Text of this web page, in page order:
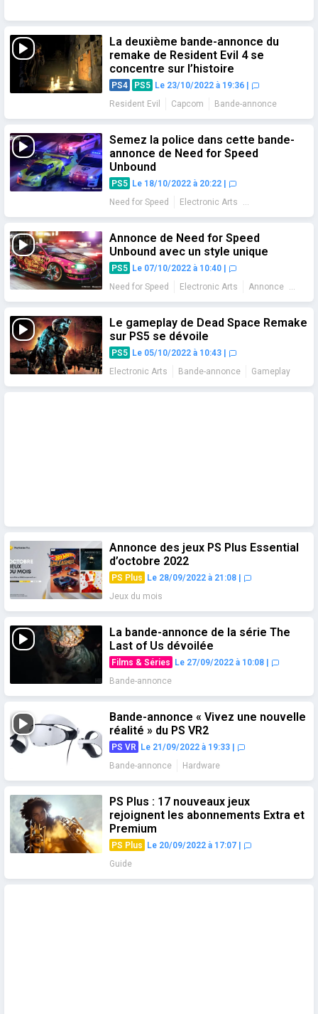
La deuxième bande-annonce du
remake de Resident Evil 4 se
concentre sur l’histoire
PS4 PS5 Le 23/10/2022 à 19:36
Resident Evil
Capcom Bande-annonce
Semez la police dans cette bande-
annonce de Need for Speed
Unbound
PS5 Le 18/10/2022 à 20:22
Need for Speed
Electronic Arts
Bande-annonce
Gameplay
Annonce de Need for Speed
Unbound avec un style unique
PS5 Le 07/10/2022 à 10:40
Need for Speed
Electronic Arts
Annonce
Bande-annonce
Date de sortie
Le gameplay de Dead Space Remake
sur PS5 se dévoile
PS5 Le 05/10/2022 à 10:43
Electronic Arts
Bande-annonce Gameplay
Annonce des jeux PS Plus Essential
d’octobre 2022
PS Plus Le 28/09/2022 à 21:08
Jeux du mois
La bande-annonce de la série The
Last of Us dévoilée
Films & Séries Le 27/09/2022 à 10:08
Bande-annonce
Bande-annonce « Vivez une nouvelle
réalité » du PS VR2
PS VR Le 21/09/2022 à 19:33
Bande-annonce
Hardware
PS Plus : 17 nouveaux jeux
rejoignent les abonnements Extra et
Premium
PS Plus Le 20/09/2022 à 17:07
Guide